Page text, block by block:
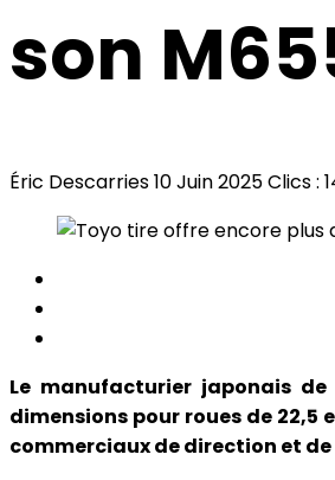
son
Éric Descarries10 Juin 2025Clics :
Le manufacturier japonais
dimensions pour roues de 22,5
commerciaux de direction et de